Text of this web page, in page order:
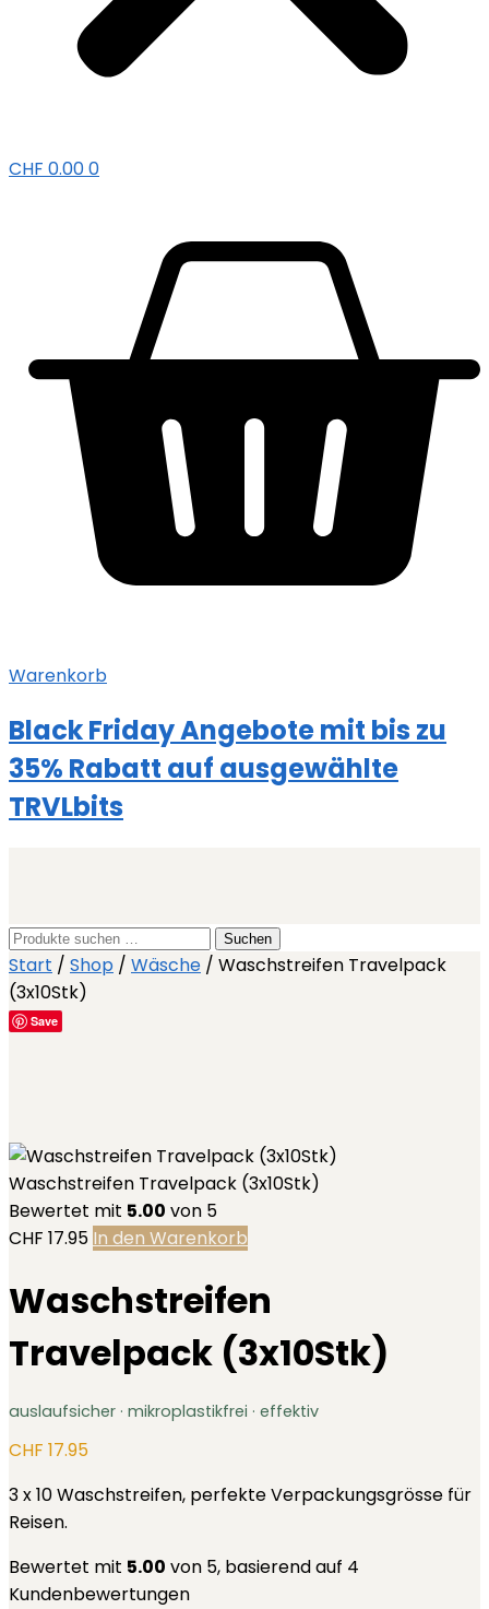
CHF 0.000
Warenkorb
Black Friday Angebote mit bis zu
35% Rabatt auf ausgewählte
TRVLbits
Suchen
nach:
Suchen
Start / Shop / Wäsche / Waschstreifen Travelpack
(3x10Stk)
Save
Waschstreifen Travelpack (3x10Stk)
Bewertet mit 5.00 von 5
CHF 17.95 In den Warenkorb
Waschstreifen
Travelpack (3x10Stk)
auslaufsicher · mikroplastikfrei · effektiv
CHF 17.95
3 x 10 Waschstreifen, perfekte Verpackungsgrösse für
Reisen.
Bewertet mit 5.00 von 5, basierend auf 4
Kundenbewertungen